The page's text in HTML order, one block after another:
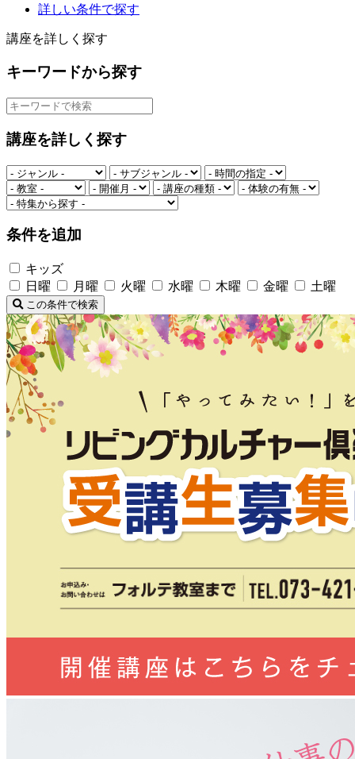
詳しい条件で探す
講座を詳しく探す
キーワードから探す
講座を詳しく探す
条件を追加
キッズ
日曜
月曜 火曜 水曜 木曜 金曜 土曜
この条件で検索